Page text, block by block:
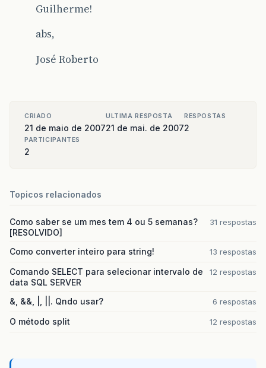
Guilherme!
abs,
José Roberto
CRIADO
21 de maio de 2007
ULTIMA RESPOSTA
21 de mai. de 2007
RESPOSTAS
2
PARTICIPANTES
2
Topicos relacionados
Como saber se um mes tem 4 ou 5 semanas?
[RESOLVIDO]
31 respostas
Como converter inteiro para string! 13 respostas
Comando SELECT para selecionar intervalo de
data SQL SERVER
12 respostas
&, &&, |, ||. Qndo usar? 6 respostas
O método split 12 respostas